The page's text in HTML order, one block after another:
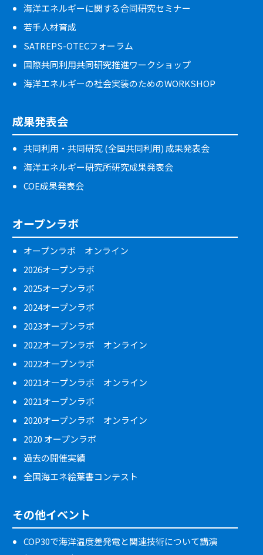
海洋エネルギーに関する合同研究セミナー
若手人材育成
SATREPS-OTECフォーラム
国際共同利用共同研究推進ワークショップ
海洋エネルギーの社会実装のためのWORKSHOP
成果発表会
共同利用・共同研究 (全国共同利用) 成果発表会
海洋エネルギー研究所研究成果発表会
COE成果発表会
オープンラボ
オープンラボ オンライン
2026オープンラボ
2025オープンラボ
2024オープンラボ
2023オープンラボ
2022オープンラボ オンライン
2022オープンラボ
2021オープンラボ オンライン
2021オープンラボ
2020オープンラボ オンライン
2020 オープンラボ
過去の開催実績
全国海エネ絵葉書コンテスト
その他イベント
COP30で海洋温度差発電と関連技術について講演